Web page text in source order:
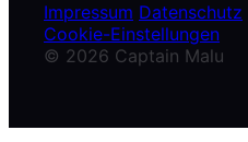
Impressum Datenschutz
Cookie-Einstellungen
© 2026 Captain Malu